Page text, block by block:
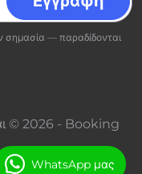
σημασία — παραδίδονται
© 2026 - Booking
WhatsApp μας